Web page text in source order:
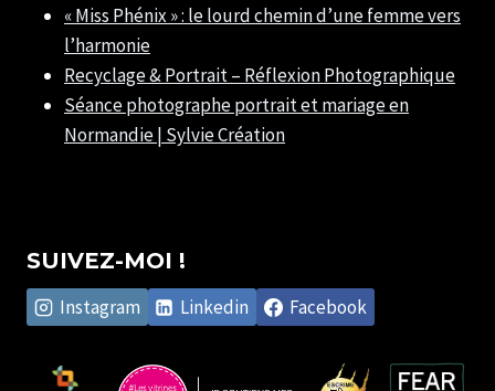
« Miss Phénix » : le lourd chemin d’une femme vers
l’harmonie
Recyclage & Portrait – Réflexion Photographique
Séance photographe portrait et mariage en
Normandie | Sylvie Création
SUIVEZ-MOI !
Instagram Linkedin Facebook